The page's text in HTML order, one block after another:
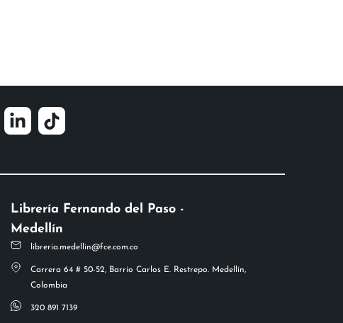
Librería Fernando del Paso -
Medellín
libreria.medellin@fce.com.co
Carrera 64 # 50-52, Barrio Carlos E. Restrepo. Medellín,
Colombia
320 891 7139